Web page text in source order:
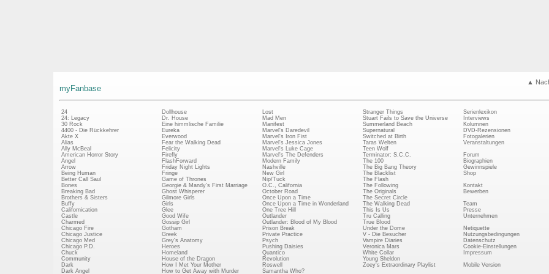
▲
myFanbase
24
24: Legacy
30 Rock
4400 - Die Rückkehrer
Akte X
Alias
Ally McBeal
American Horror Story
Angel
Arrow
Being Human
Better Call Saul
Bones
Breaking Bad
Brothers & Sisters
Buffy
Californication
Castle
Charmed
Chicago Fire
Chicago Justice
Chicago Med
Chicago P.D.
Chuck
Community
Dark
Dark Angel
Dollhouse
Dr. House
Eine himmlische Familie
Eureka
Everwood
Fear the Walking Dead
Felicity
Firefly
FlashForward
Friday Night Lights
Fringe
Game of Thrones
Georgie & Mandy's First Marriage
Ghost Whisperer
Gilmore Girls
Girls
Glee
Good Wife
Gossip Girl
Gotham
Greek
Grey's Anatomy
Heroes
Homeland
House of the Dragon
How I Met Your Mother
How to Get Away with Murder
Lost
Mad Men
Manifest
Marvel's Daredevil
Marvel's Iron Fist
Marvel's Jessica Jones
Marvel's Luke Cage
Marvel's The Defenders
Modern Family
Nashville
New Girl
Nip/Tuck
O.C., California
October Road
Once Upon a Time
Once Upon a Time in Wonderland
One Tree Hill
Outlander
Outlander: Blood of My Blood
Prison Break
Private Practice
Psych
Pushing Daisies
Quantico
Revolution
Roswell
Samantha Who?
Stranger Things
Stuart Fails to Save the Universe
Summerland Beach
Supernatural
Switched at Birth
Taras Welten
Teen Wolf
Terminator: S.C.C.
The 100
The Big Bang Theory
The Blacklist
The Flash
The Following
The Originals
The Secret Circle
The Walking Dead
This Is Us
Tru Calling
True Blood
Under the Dome
V - Die Besucher
Vampire Diaries
Veronica Mars
White Collar
Young Sheldon
Zoey's Extraordinary Playlist
Serienlexikon
Interviews
Kolumnen
DVD-Rezensionen
Fotogalerien
Veranstaltungen
Forum
Biographien
Gewinnspiele
Shop
Kontakt
Bewerben
Team
Presse
Unternehmen
Netiquette
Nutzungsbedingungen
Datenschutz
Cookie-Einstellungen
Impressum
Mobile Version